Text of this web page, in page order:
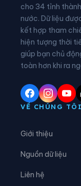
Xã Đăk Hà
Xã Đăk Long
Xã Đăk Môn
Xã Đăk Plô
Xã Đăk Rơ Wa
cho 34 tỉnh
nước. Dữ liệu
kết hợp tham
hiện tượng thời
giúp bạn chủ
toàn hơn khi ra
VỀ CHÚNG TÔI
Giới thiệu
Nguồn dữ liệu
Liên hệ